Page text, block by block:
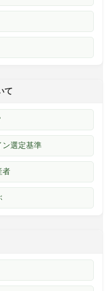
て
ン選定基準
者